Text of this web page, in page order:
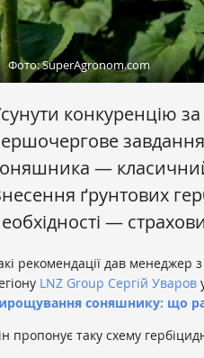
Фото: SuperAgronom.com
конкуренцію
—
ґрунтових
—
рекомендації дав менеджер
LNZ Group Сергій Уваров
соняшнику: що
пропонує таку схему